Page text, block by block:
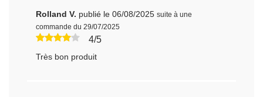
Rolland V. publié le 06/08/2025 suite à une
commande du 29/07/2025
4/5
Très bon produit